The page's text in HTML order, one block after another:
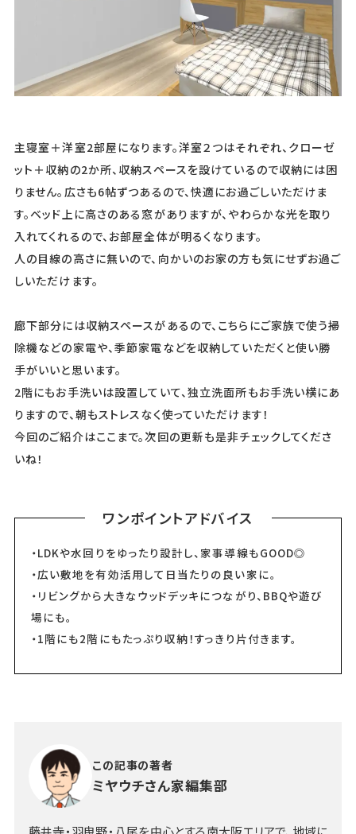
主寝室＋洋室2部屋になります。洋室２つはそれぞれ、クローゼ
ット＋収納の2か所、収納スペースを設けているので収納には困
りません。広さも6帖ずつあるので、快適にお過ごしいただけま
す。ベッド上に高さのある窓がありますが、やわらかな光を取り
入れてくれるので、お部屋全体が明るくなります。
人の目線の高さに無いので、向かいのお家の方も気にせずお過ご
しいただけます。
廊下部分には収納スペースがあるので、こちらにご家族で使う掃
除機などの家電や、季節家電などを収納していただくと使い勝
手がいいと思います。
2階にもお手洗いは設置していて、独立洗面所もお手洗い横にあ
りますので、朝もストレスなく使っていただけます！
今回のご紹介はここまで。次回の更新も是非チェックしてくださ
いね！
ワンポイントアドバイス
・LDKや水回りをゆったり設計し、家事導線もGOOD◎
・広い敷地を有効活用して日当たりの良い家に。
・リビングから大きなウッドデッキにつながり、BBQや遊び
場にも。
・1階にも2階にもたっぷり収納！すっきり片付きます。
この記事の著者
ミヤウチさん家編集部